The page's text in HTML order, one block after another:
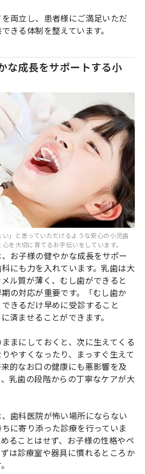
両立し、患者様にご満足いただ
きる体制を整えています。
な成長をサポートする小
い」と思っていただけるような安心の小児歯
を大切に育てるお手伝いをしています。
お子様の健やかな成長をサポー
にも力を入れています。乳歯は大
ル質が薄く、むし歯ができると
の対応が重要です。「むし歯か
きるだけ早めに受診すること
済ませることができます。
まにしておくと、次に生えてくる
やすくなったり、まっすぐ生えて
的なお口の健康にも悪影響を及
乳歯の段階からの丁寧なケアが大
歯科医院が怖い場所にならない
に寄り添った診療を行っていま
ることはせず、お子様の性格やペ
は診療室や器具に慣れるところか